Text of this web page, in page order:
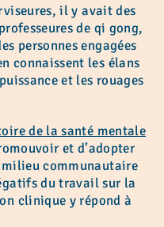
il y avait des
de qi gong,
personnes engagées
connaissent les élans
et les rouages
de la santé mentale
et d’adopter
communautaire
du travail sur la
clinique y répond à